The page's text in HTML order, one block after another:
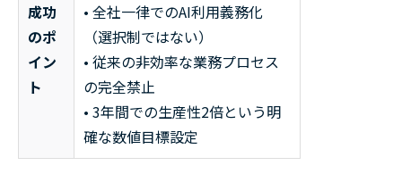
成功
のポ
イン
ト
• 全社一律でのAI利用義務化
（選択制ではない）
• 従来の非効率な業務プロセス
の完全禁止
• 3年間での生産性2倍という明
確な数値目標設定